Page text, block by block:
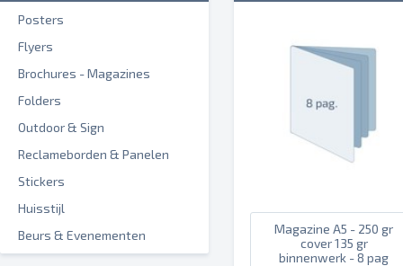
Posters
Flyers
Brochures - Magazines
Folders
Outdoor & Sign
Reclameborden & Panelen
Stickers
Huisstijl
Beurs & Evenementen
Magazine A5 - 250 gr
cover 135 gr
binnenwerk - 8 pag